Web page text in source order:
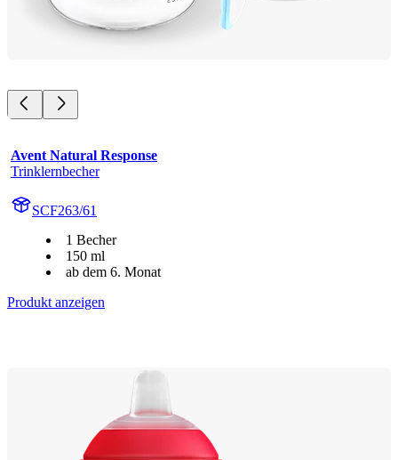
Avent Natural Response
Trinklernbecher
SCF263/61
1 Becher
150 ml
ab dem 6. Monat
Produkt anzeigen